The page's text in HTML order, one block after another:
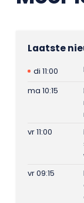
Laatste
di 11:00
ma 10:15
vr 11:00
vr 09:15